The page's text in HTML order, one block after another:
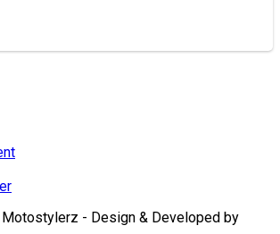
- Design & Developed by